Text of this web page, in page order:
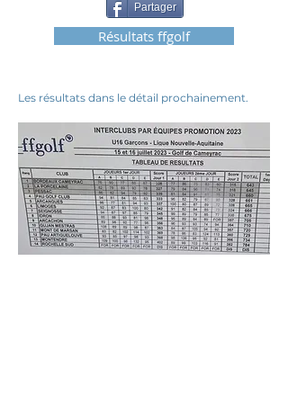
Partager
Résultats ffgolf
Les résultats dans le détail prochainement.